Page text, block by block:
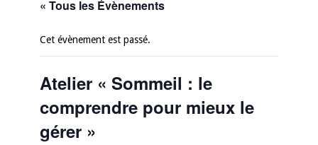
« Tous les Évènements
Cet évènement est passé.
Atelier « Sommeil : le
comprendre pour mieux le
gérer »